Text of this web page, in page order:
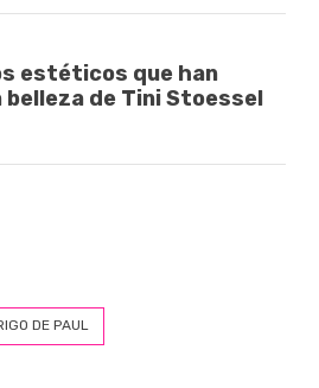
estéticos que han
de Tini Stoessel
DE PAUL